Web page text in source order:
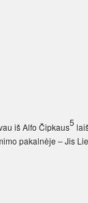
iš Alfo Čipkaus5
pakalnėje – Jis